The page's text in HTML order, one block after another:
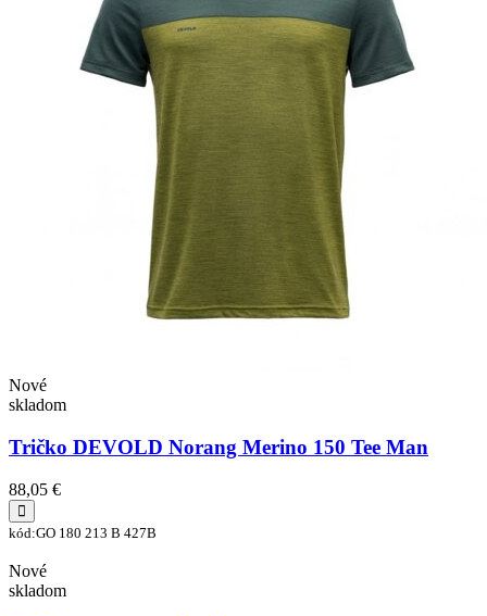
Nové
skladom
Tričko DEVOLD Norang Merino 150 Tee Man
88,05 €
kód:GO 180 213 B 427B
Nové
skladom